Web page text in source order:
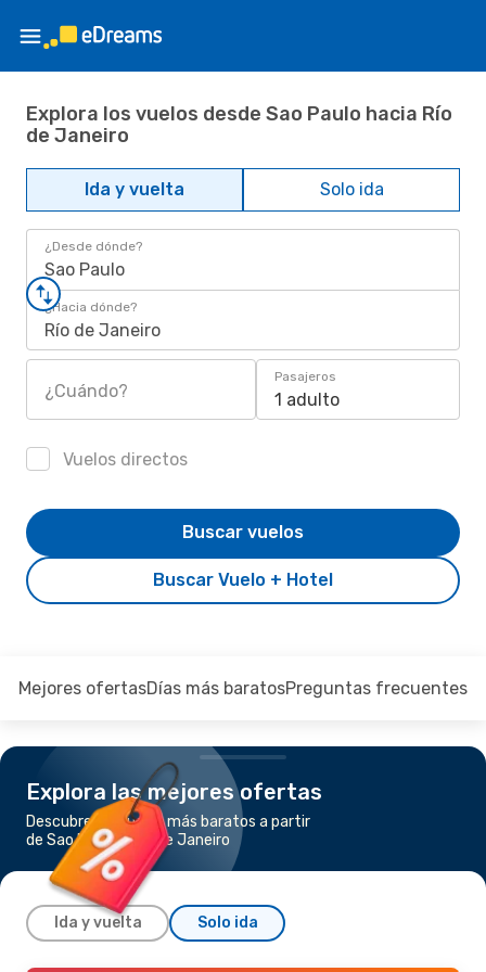
Explora los vuelos desde Sao Paulo hacia Río
de Janeiro
Ida y vuelta Solo ida
¿Desde dónde?
Sao Paulo
¿Hacia dónde?
Río de Janeiro
¿Cuándo?
Pasajeros
1 adulto
Vuelos directos
Buscar Vuelo + Hotel
Buscar vuelos
Mejores ofertasDías más baratosPreguntas frecuentes
Explora las mejores ofertas
Descubre los vuelos más baratos a partir
de Sao Paulo a Río de Janeiro
Ida y vuelta Solo ida